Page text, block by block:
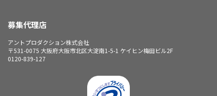
募集代理店
アントプロダクション株式会社
〒531-0075 大阪府大阪市北区大淀南1-5-1 ケイヒン梅田ビル2F
0120-839-127